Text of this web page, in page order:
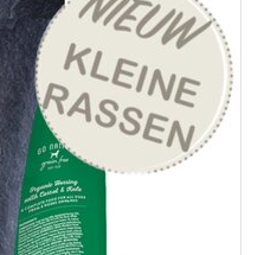
huid & vacht hond